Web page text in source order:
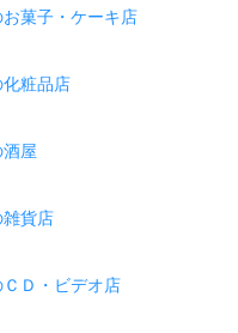
菓子・ケーキ店
粧品店
屋
貨店
Ｄ・ビデオ店